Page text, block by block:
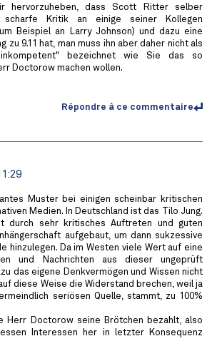
hervorzuheben, dass Scott Ritter selber
scharfe Kritik an einige seiner Kollegen
Beispiel an Larry Johnson) und dazu eine
zu 9.11 hat, man muss ihn aber daher nicht als
inkompetent" bezeichnet wie Sie das so
Doctorow machen wollen.
Répondre à ce commentaire
Muster bei einigen scheinbar kritischen
Medien. In Deutschland ist das Tilo Jung.
durch sehr kritisches Auftreten und guten
aufgebaut, um dann sukzessive
hinzulegen. Da im Westen viele Wert auf eine
und Nachrichten aus dieser ungeprüft
das eigene Denkvermögen und Wissen nicht
diese Weise die Widerstand brechen, weil ja
seriösen Quelle, stammt, zu 100%
Herr Doctorow seine Brötchen bezahlt, also
Interessen her in letzter Konsequenz